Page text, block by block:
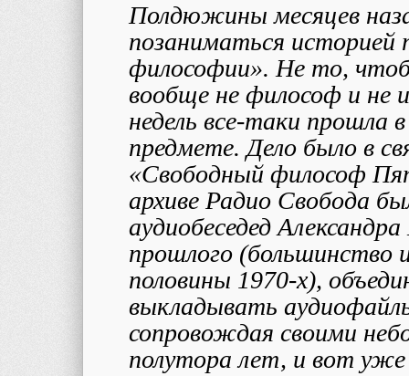
Полдюжины месяцев
позаниматься
философии». Не то,
вообще не философ и не
недель все-таки прошла
предмете. Дело было в
«Свободный философ
архиве Радио Свобода
аудиобеседед
прошлого (большинство
половины 1970-х),
выкладывать
сопровождая своими
полутора лет, и вот уже